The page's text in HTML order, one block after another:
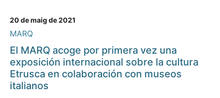
20 de maig de 2021
MARQ
El MARQ acoge por primera vez una
exposición internacional sobre la cultura
Etrusca en colaboración con museos
italianos